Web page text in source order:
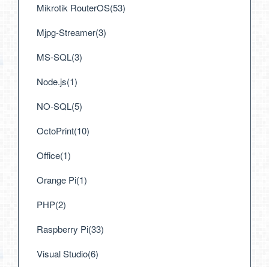
Mikrotik RouterOS(53)
Mjpg-Streamer(3)
MS-SQL(3)
Node.js(1)
NO-SQL(5)
OctoPrint(10)
Office(1)
Orange Pi(1)
PHP(2)
Raspberry Pi(33)
Visual Studio(6)